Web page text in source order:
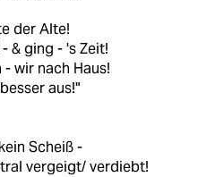
der Alte!
& ging - 's Zeit!
wir nach Haus!
aus!"
Scheiß -
vergeigt/ verdiebt!